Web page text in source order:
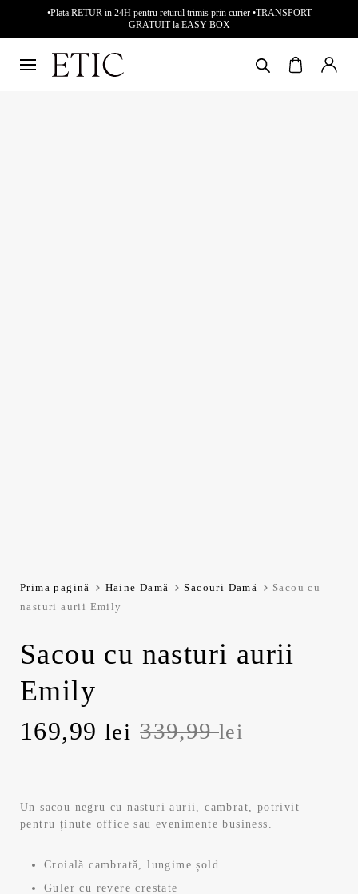
•Plata RETUR in 24H pentru returul trimis prin curier •TRANSPORT
GRATUIT la EASY BOX
Prima pagină Haine Damă Sacouri Damă
Sacou cu
nasturi aurii Emily
Sacou cu nasturi aurii
Emily
339,99lei
Prețul
a
fost:
339,99 lei.
169,99 lei
Prețul
este:
169,99 lei.
Un sacou negru cu nasturi aurii, cambrat, potrivit
pentru ținute office sau evenimente business.
Croială cambrată, lungime șold
Guler cu revere crestate